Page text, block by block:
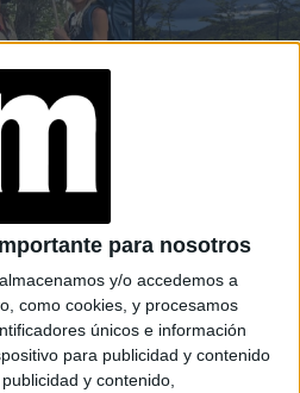
para nosotros
almacenamos y/o accedemos a
como cookies, y procesamos
únicos e información
para publicidad y contenido
y contenido,
MODA
moda: el outfit
de Juliana
Publicitario